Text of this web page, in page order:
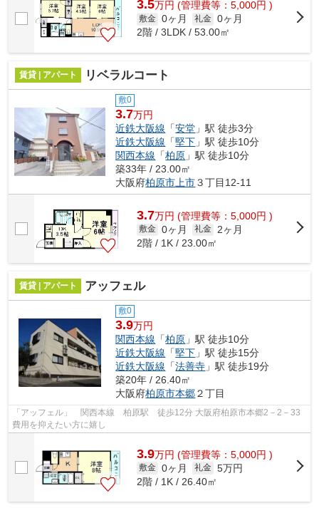
3.5万円 (管理費等：5,000円 )
敷金 0ヶ月 礼金 0ヶ月
2階 / 3LDK / 53.00㎡
賃貸 | アパート リベラルコート
敷0
3.7万円
近鉄大阪線 「安堂 」駅 徒歩3分
近鉄大阪線 「堅下 」駅 徒歩10分
関西本線 「柏原 」駅 徒歩10分
築33年 / 23.00㎡
大阪府柏原市上市３丁目12-11
3.7万円 (管理費等：5,000円 )
敷金 0ヶ月 礼金
2ヶ月
2階 / 1K / 23.00㎡
賃貸 | アパート アッフェル
敷0
3.9万円
関西本線 「柏原 」駅 徒歩10分
近鉄大阪線 「堅下 」駅 徒歩15分
近鉄大阪線 「法善寺 」駅 徒歩19分
築20年 / 26.40㎡
大阪府柏原市本郷２丁目
「アッフェル」 関西本線 柏原駅 徒歩12分 大阪府柏原市本郷2－2－33
費用を抑えたい方に嬉し
3.9万円 (管理費等：5,000円 )
敷金 0ヶ月 礼金 5万円
2階 / 1K / 26.40㎡